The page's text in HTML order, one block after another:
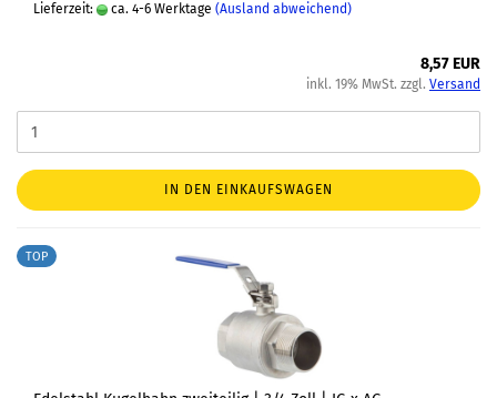
Lieferzeit:
ca. 4-6 Werktage (Ausland abweichend)
8,57 EUR
inkl. 19% MwSt. zzgl. Versand
IN DEN EINKAUFSWAGEN
TOP